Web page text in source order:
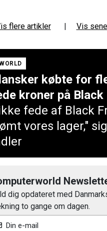
flere artikler Vis
købte for
kroner på Black
fede af Black
vores lager,"
dig opdateret med
to gange om dagen.
Din e-mail